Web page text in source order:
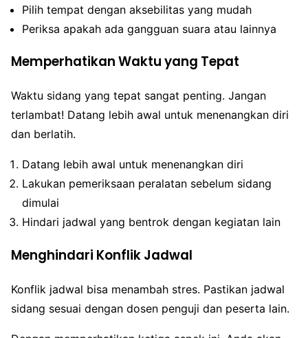
Pilih tempat dengan aksebilitas yang mudah
Periksa apakah ada gangguan suara atau lainnya
Memperhatikan Waktu yang Tepat
Waktu sidang yang tepat sangat penting. Jangan
terlambat! Datang lebih awal untuk menenangkan diri
dan berlatih.
Datang lebih awal untuk menenangkan diri
Lakukan pemeriksaan peralatan sebelum sidang
dimulai
Hindari jadwal yang bentrok dengan kegiatan lain
Menghindari Konflik Jadwal
Konflik jadwal bisa menambah stres. Pastikan jadwal
sidang sesuai dengan dosen penguji dan peserta lain.